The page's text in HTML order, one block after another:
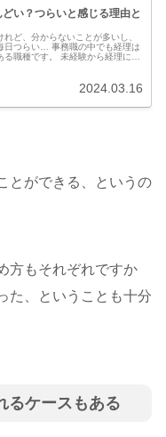
い？つらいと感じる理由と
ど、分からないことが多いし、
日つらい… 事務職の中でも経理は
職種です。 未経験から経理に採
2024.03.16
とができる、というの
方もそれぞれですか
た、ということも十分
るケースもある